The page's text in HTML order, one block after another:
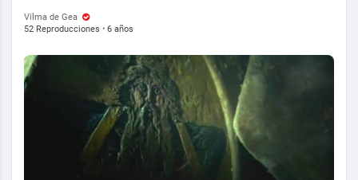
Vilma de Gea
52 Reproducciones · 6 años